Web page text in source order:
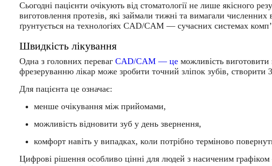
Сьогодні пацієнти очікують від стоматології не лише якісного
виготовлення протезів, які займали тижні та вимагали
ґрунтується на технологіях CAD/CAM — сучасних системах
Швидкість лікування
Одна з головних переваг CAD/CAM — це можливість
фрезеруванню лікар може зробити точний зліпок зубів, створити
Для пацієнта це означає:
менше очікування між прийомами,
можливість відновити зуб у день звернення,
комфорт навіть у випадках, коли потрібно терміново
Цифрові рішення особливо цінні для людей з насиченим